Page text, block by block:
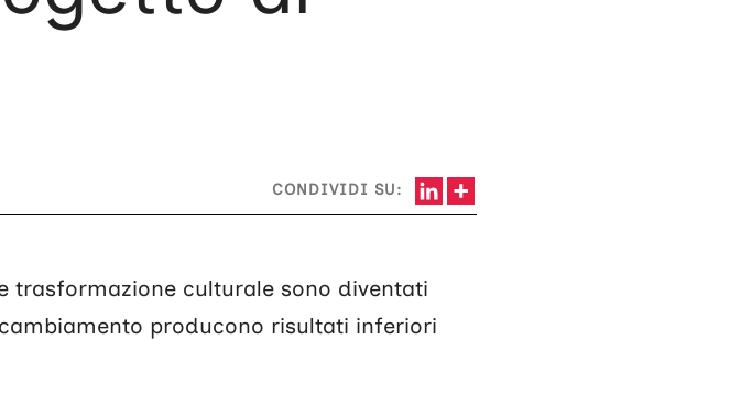
CONDIVIDI SU:
trasformazione culturale sono diventati
producono risultati inferiori